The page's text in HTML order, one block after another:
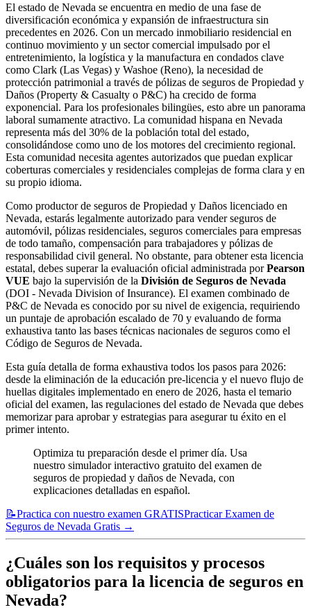
El estado de Nevada se encuentra en medio de una fase de
diversificación económica y expansión de infraestructura sin
precedentes en 2026. Con un mercado inmobiliario residencial en
continuo movimiento y un sector comercial impulsado por el
entretenimiento, la logística y la manufactura en condados clave
como Clark (Las Vegas) y Washoe (Reno), la necesidad de
protección patrimonial a través de pólizas de seguros de Propiedad y
Daños (Property & Casualty o P&C) ha crecido de forma
exponencial. Para los profesionales bilingües, esto abre un panorama
laboral sumamente atractivo. La comunidad hispana en Nevada
representa más del 30% de la población total del estado,
consolidándose como uno de los motores del crecimiento regional.
Esta comunidad necesita agentes autorizados que puedan explicar
coberturas comerciales y residenciales complejas de forma clara y en
su propio idioma.
Como productor de seguros de Propiedad y Daños licenciado en
Nevada, estarás legalmente autorizado para vender seguros de
automóvil, pólizas residenciales, seguros comerciales para empresas
de todo tamaño, compensación para trabajadores y pólizas de
responsabilidad civil general. No obstante, para obtener esta licencia
estatal, debes superar la evaluación oficial administrada porPearson
VUE bajo la supervisión de la División de Seguros de Nevada
(DOI - Nevada Division of Insurance). El examen combinado de
P&C de Nevada es conocido por su nivel de exigencia, requiriendo
un puntaje de aprobación escalado de 70 y evaluando de forma
exhaustiva tanto las bases técnicas nacionales de seguros como el
Código de Seguros de Nevada.
Esta guía detalla de forma exhaustiva todos los pasos para 2026:
desde la eliminación de la educación pre-licencia y el nuevo flujo de
huellas digitales implementado en enero de 2026, hasta el temario
oficial del examen, las regulaciones del estado de Nevada que debes
memorizar para aprobar y estrategias para asegurar tu éxito en el
primer intento.
Optimiza tu preparación desde el primer día. Usa
nuestro simulador interactivo gratuito del examen de
seguros de propiedad y daños de Nevada, con
explicaciones detalladas en español.
📝Practica con nuestro examen GRATISPracticar Examen de
Seguros de Nevada Gratis →
¿Cuáles son los requisitos y procesos
obligatorios para la licencia de seguros en
Nevada?